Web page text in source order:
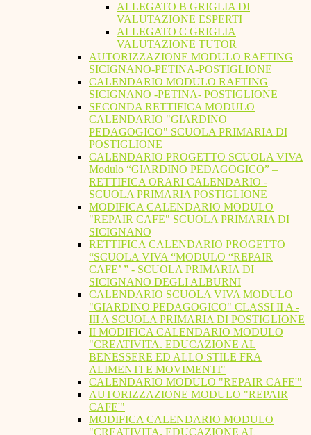
ALLEGATO B GRIGLIA DI
VALUTAZIONE ESPERTI
ALLEGATO C GRIGLIA
VALUTAZIONE TUTOR
AUTORIZZAZIONE MODULO RAFTING
SICIGNANO-PETINA-POSTIGLIONE
CALENDARIO MODULO RAFTING
SICIGNANO -PETINA- POSTIGLIONE
SECONDA RETTIFICA MODULO
CALENDARIO "GIARDINO
PEDAGOGICO" SCUOLA PRIMARIA DI
POSTIGLIONE
CALENDARIO PROGETTO SCUOLA VIVA
Modulo “GIARDINO PEDAGOGICO” –
RETTIFICA ORARI CALENDARIO -
SCUOLA PRIMARIA POSTIGLIONE
MODIFICA CALENDARIO MODULO
"REPAIR CAFE" SCUOLA PRIMARIA DI
SICIGNANO
RETTIFICA CALENDARIO PROGETTO
“SCUOLA VIVA “MODULO “REPAIR
CAFE’ ” - SCUOLA PRIMARIA DI
SICIGNANO DEGLI ALBURNI
CALENDARIO SCUOLA VIVA MODULO
"GIARDINO PEDAGOGICO" CLASSI II A -
III A SCUOLA PRIMARIA DI POSTIGLIONE
II MODIFICA CALENDARIO MODULO
"CREATIVITA. EDUCAZIONE AL
BENESSERE ED ALLO STILE FRA
ALIMENTI E MOVIMENTI"
CALENDARIO MODULO "REPAIR CAFE'"
AUTORIZZAZIONE MODULO "REPAIR
CAFE'"
MODIFICA CALENDARIO MODULO
"CREATIVITA. EDUCAZIONE AL